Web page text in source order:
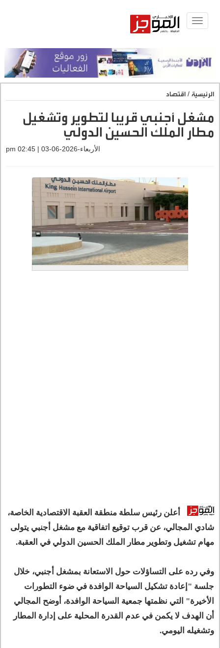
Toggle
الرئيسية / اقتصاد
مشغل أجنبي قريبا لتطوير وتشغيل
مطار الملك الحسين الدولي
الأربعاء-2026-06-03 | 02:45 pm
أعلن رئيس سلطة منطقة العقبة الاقتصادية الخاصة،
شادي المجالي، عن قرب توقيع اتفاقية مع مشغل أجنبي يتولى
مهام تشغيل وتطوير مطار الملك الحسين الدولي في العقبة.
وفي رده على التساؤلات حول الاستعانة بمشغل أجنبي، خلال
جلسة "إعادة تشكيل السياحة الوافدة في ضوء التطورات
الأخيرة" التي نظمتها جمعية السياحة الوافدة، أوضح المجالي
أن الهدف لا يكمن في عدم القدرة المحلية على إدارة المطار
وتشغيله اليومي.